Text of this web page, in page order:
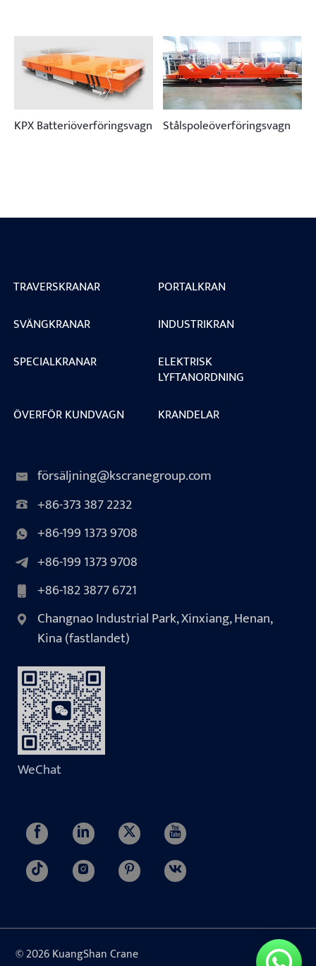
KPX Batteriöverföringsvagn Stålspoleöverföringsvagn
TRAVERSKRANAR
PORTALKRAN
SVÄNGKRANAR
INDUSTRIKRAN
SPECIALKRANAR
ELEKTRISK
LYFTANORDNING
ÖVERFÖR KUNDVAGN
KRANDELAR
försäljning@kscranegroup.com
+86-373 387 2232
+86-199 1373 9708
+86-199 1373 9708
+86-182 3877 6721
Changnao Industrial Park, Xinxiang, Henan,
Kina (fastlandet)
WeChat
© 2026 KuangShan Crane